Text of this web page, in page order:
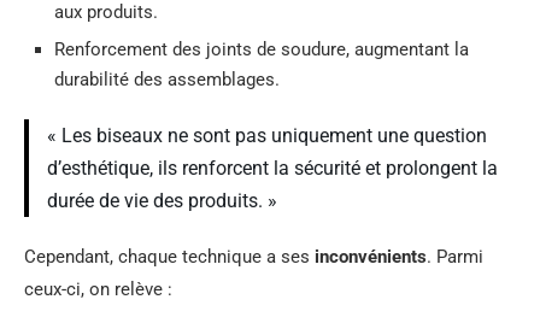
aux produits.
Renforcement des joints de soudure, augmentant la
durabilité des assemblages.
« Les biseaux ne sont pas uniquement une question
d’esthétique, ils renforcent la sécurité et prolongent la
durée de vie des produits. »
Cependant, chaque technique a ses inconvénients. Parmi
ceux-ci, on relève :